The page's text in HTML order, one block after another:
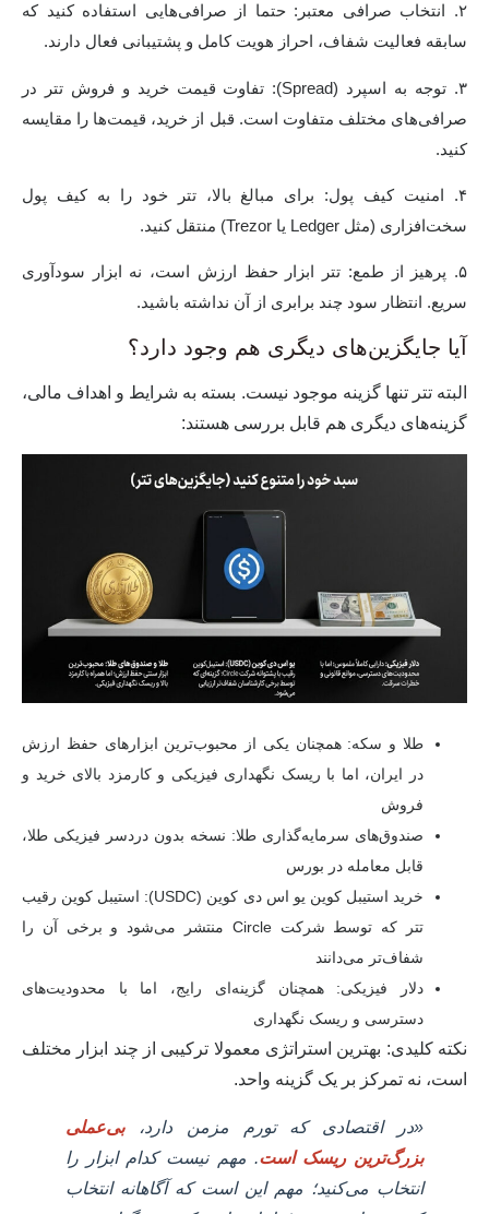
۲. انتخاب صرافی معتبر:
حتما از صرافی‌هایی استفاده کنید که
سابقه فعالیت شفاف، احراز هویت کامل و پشتیبانی فعال دارند.
۳. توجه به اسپرد (Spread):
تفاوت قیمت خرید و فروش تتر در
صرافی‌های مختلف متفاوت است. قبل از خرید، قیمت‌ها را مقایسه
کنید.
۴. امنیت کیف پول:
برای مبالغ بالا، تتر خود را به کیف پول
سخت‌افزاری (مثل Ledger یا Trezor) منتقل کنید.
۵. پرهیز از طمع:
تتر ابزار حفظ ارزش است، نه ابزار سودآوری
سریع. انتظار سود چند برابری از آن نداشته باشید.
آیا جایگزین‌های دیگری هم وجود دارد؟
البته تتر تنها گزینه موجود نیست. بسته به شرایط و اهداف مالی،
گزینه‌های دیگری هم قابل بررسی هستند:
طلا و سکه: همچنان یکی از محبوب‌ترین ابزارهای حفظ ارزش
در ایران، اما با ریسک نگهداری فیزیکی و کارمزد بالای خرید و
فروش
صندوق‌های سرمایه‌گذاری طلا: نسخه بدون دردسر فیزیکی طلا،
قابل معامله در بورس
خرید استیبل کوین یو اس دی کوین (USDC):
استیبل کوین رقیب
تتر که توسط شرکت Circle منتشر می‌شود و برخی آن را
شفاف‌تر می‌دانند
دلار فیزیکی: همچنان گزینه‌ای رایج، اما با محدودیت‌های
دسترسی و ریسک نگهداری
نکته کلیدی: بهترین استراتژی معمولا ترکیبی از چند ابزار مختلف
است، نه تمرکز بر یک گزینه واحد.
«در اقتصادی که تورم مزمن دارد،بی‌عملی
بزرگ‌ترین ریسک است. مهم نیست کدام ابزار را
انتخاب می‌کنید؛ مهم این است که آگاهانه انتخاب